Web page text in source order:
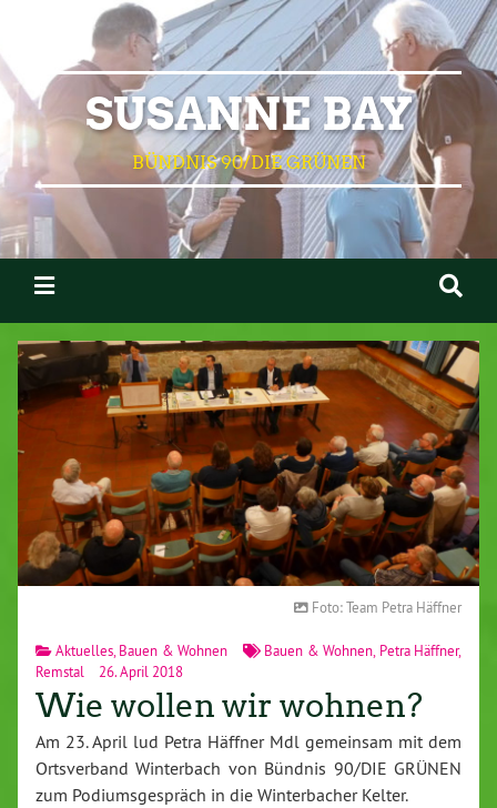
SUSANNE BAY
BÜNDNIS 90/DIE GRÜNEN
Foto: Team Petra Häffner
Aktuelles, Bauen & Wohnen Bauen & Wohnen Petra Häffner,
Remstal
26. April 2018
Wie wollen wir wohnen?
Am 23. April lud Petra Häffner Mdl gemeinsam mit dem
Ortsverband Winterbach von Bündnis 90/DIE GRÜNEN
zum Podiumsgespräch in die Winterbacher Kelter.